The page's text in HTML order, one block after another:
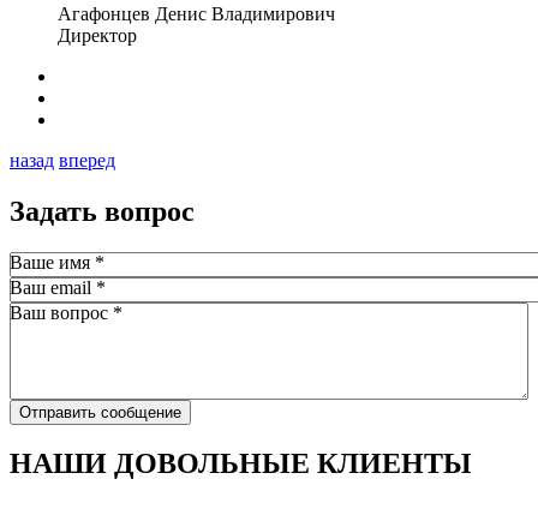
Агафонцев Денис Владимирович
Директор
назад вперед
Задать вопрос
Ваше имя *
Ваш email *
Ваш вопрос *
Отправить сообщение
НАШИ ДОВОЛЬНЫЕ КЛИЕНТЫ